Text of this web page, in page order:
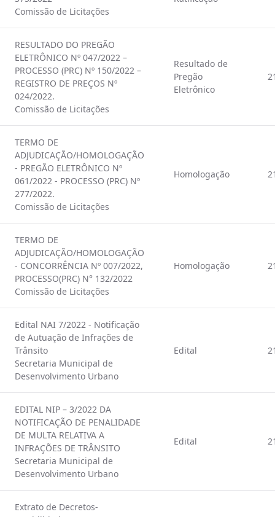
Comissão de Licitações
RESULTADO DO PREGÃO
ELETRÔNICO Nº 047/2022 –
PROCESSO (PRC) Nº 150/2022 –
REGISTRO DE PREÇOS Nº
024/2022.
Comissão de Licitações
Resultado de
Pregão
Eletrônico
TERMO DE
ADJUDICAÇÃO/HOMOLOGAÇÃO
- PREGÃO ELETRÔNICO Nº
061/2022 - PROCESSO (PRC) Nº
277/2022.
Comissão de Licitações
Homologação
TERMO DE
ADJUDICAÇÃO/HOMOLOGAÇÃO
- CONCORRÊNCIA Nº 007/2022,
PROCESSO(PRC) N° 132/2022
Comissão de Licitações
Homologação
Edital NAI 7/2022 - Notificação
de Autuação de Infrações de
Trânsito
Secretaria Municipal de
Desenvolvimento Urbano
Edital
EDITAL NIP – 3/2022 DA
NOTIFICAÇÃO DE PENALIDADE
DE MULTA RELATIVA A
INFRAÇÕES DE TRÂNSITO
Secretaria Municipal de
Desenvolvimento Urbano
Edital
Extrato de Decretos-